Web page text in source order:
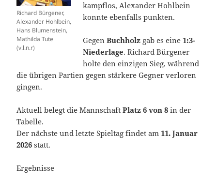
Richard Bürgener,
Alexander Hohlbein,
Hans Blumenstein,
Mathilda Tute
(v.l.n.r)
kampflos, Alexander Hohlbein
konnte ebenfalls punkten.
GegenBuchholz gab es eine1:3-
Niederlage. Richard Bürgener
holte den einzigen Sieg, während
die übrigen Partien gegen stärkere Gegner verloren
gingen.
Aktuell belegt die MannschaftPlatz 6 von 8 in der
Tabelle.
Der nächste und letzte Spieltag findet am11. Januar
2026 statt.
Ergebnisse